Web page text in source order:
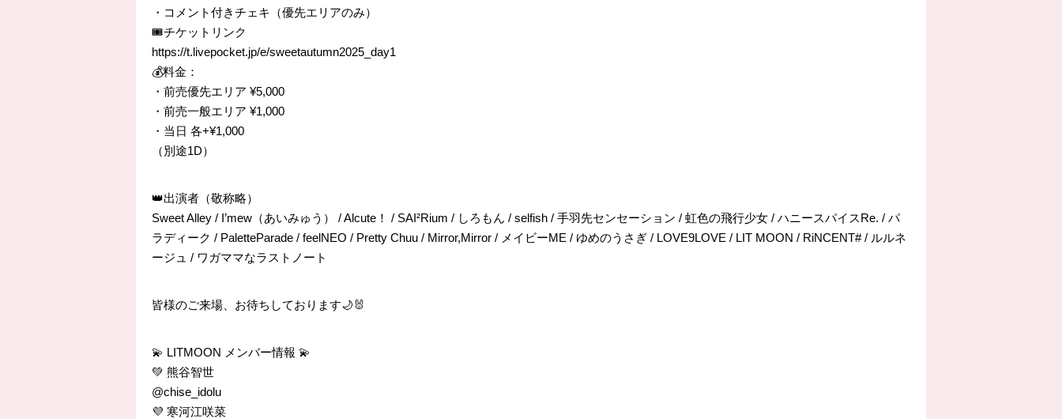
・コメント付きチェキ（優先エリアのみ）
🎟️チケットリンク
https://t.livepocket.jp/e/sweetautumn2025_day1
💰料金：
・前売優先エリア ¥5,000
・前売一般エリア ¥1,000
・当日 各+¥1,000
（別途1D）
👑出演者（敬称略）
Sweet Alley / I’mew（あいみゅう） / Alcute！ / SAI²Rium / しろもん / selfish / 手羽先センセーション / 虹色の飛行少女 / ハニースパイスRe. / パ
ラディーク / PaletteParade / feelNEO / Pretty Chuu / Mirror,Mirror / メイビーME / ゆめのうさぎ / LOVE9LOVE / LIT MOON / RiNCENT# / ルルネ
ージュ / ワガママなラストノート
皆様のご来場、お待ちしております🌙🐰
💫 LITMOON メンバー情報 💫
💚 熊谷智世
@chise_idolu
💜 寒河江咲菜